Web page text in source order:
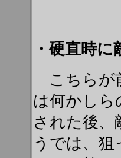
・硬直時
こちらが
は何かしら
された後、
うでは、